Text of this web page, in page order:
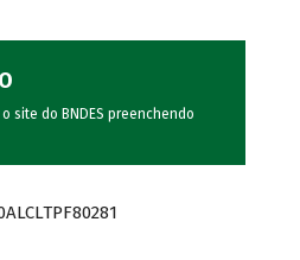
site do BNDES preenchendo